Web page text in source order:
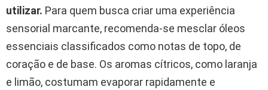
utilizar. Para quem busca criar uma experiência
sensorial marcante, recomenda-se mesclar óleos
essenciais classificados como notas de topo, de
coração e de base. Os aromas cítricos, como laranja
e limão, costumam evaporar rapidamente e